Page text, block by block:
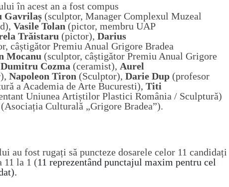
în acest an a fost compus
Gavrilaș (sculptor, Manager Complexul Muzeal
), Vasile Tolan (pictor, membru UAP
Trăistaru (pictor), Darius
câștigător Premiu Anual Grigore Bradea
Mocanu (sculptor, câștigător Premiu Anual Grigore
Dumitru Cozma (ceramist), Aurel
), Napoleon Tiron (Sculptor), Darie Dup (profesor
a Academia de Arte Bucuresti), Titi
Uniunea Artiștilor Plastici România / Sculptură)
(Asociația Culturală „Grigore Bradea”).
au fost rugați să puncteze dosarele celor 11 candidați
11 la 1 (11 reprezentând punctajul maxim pentru cel
).